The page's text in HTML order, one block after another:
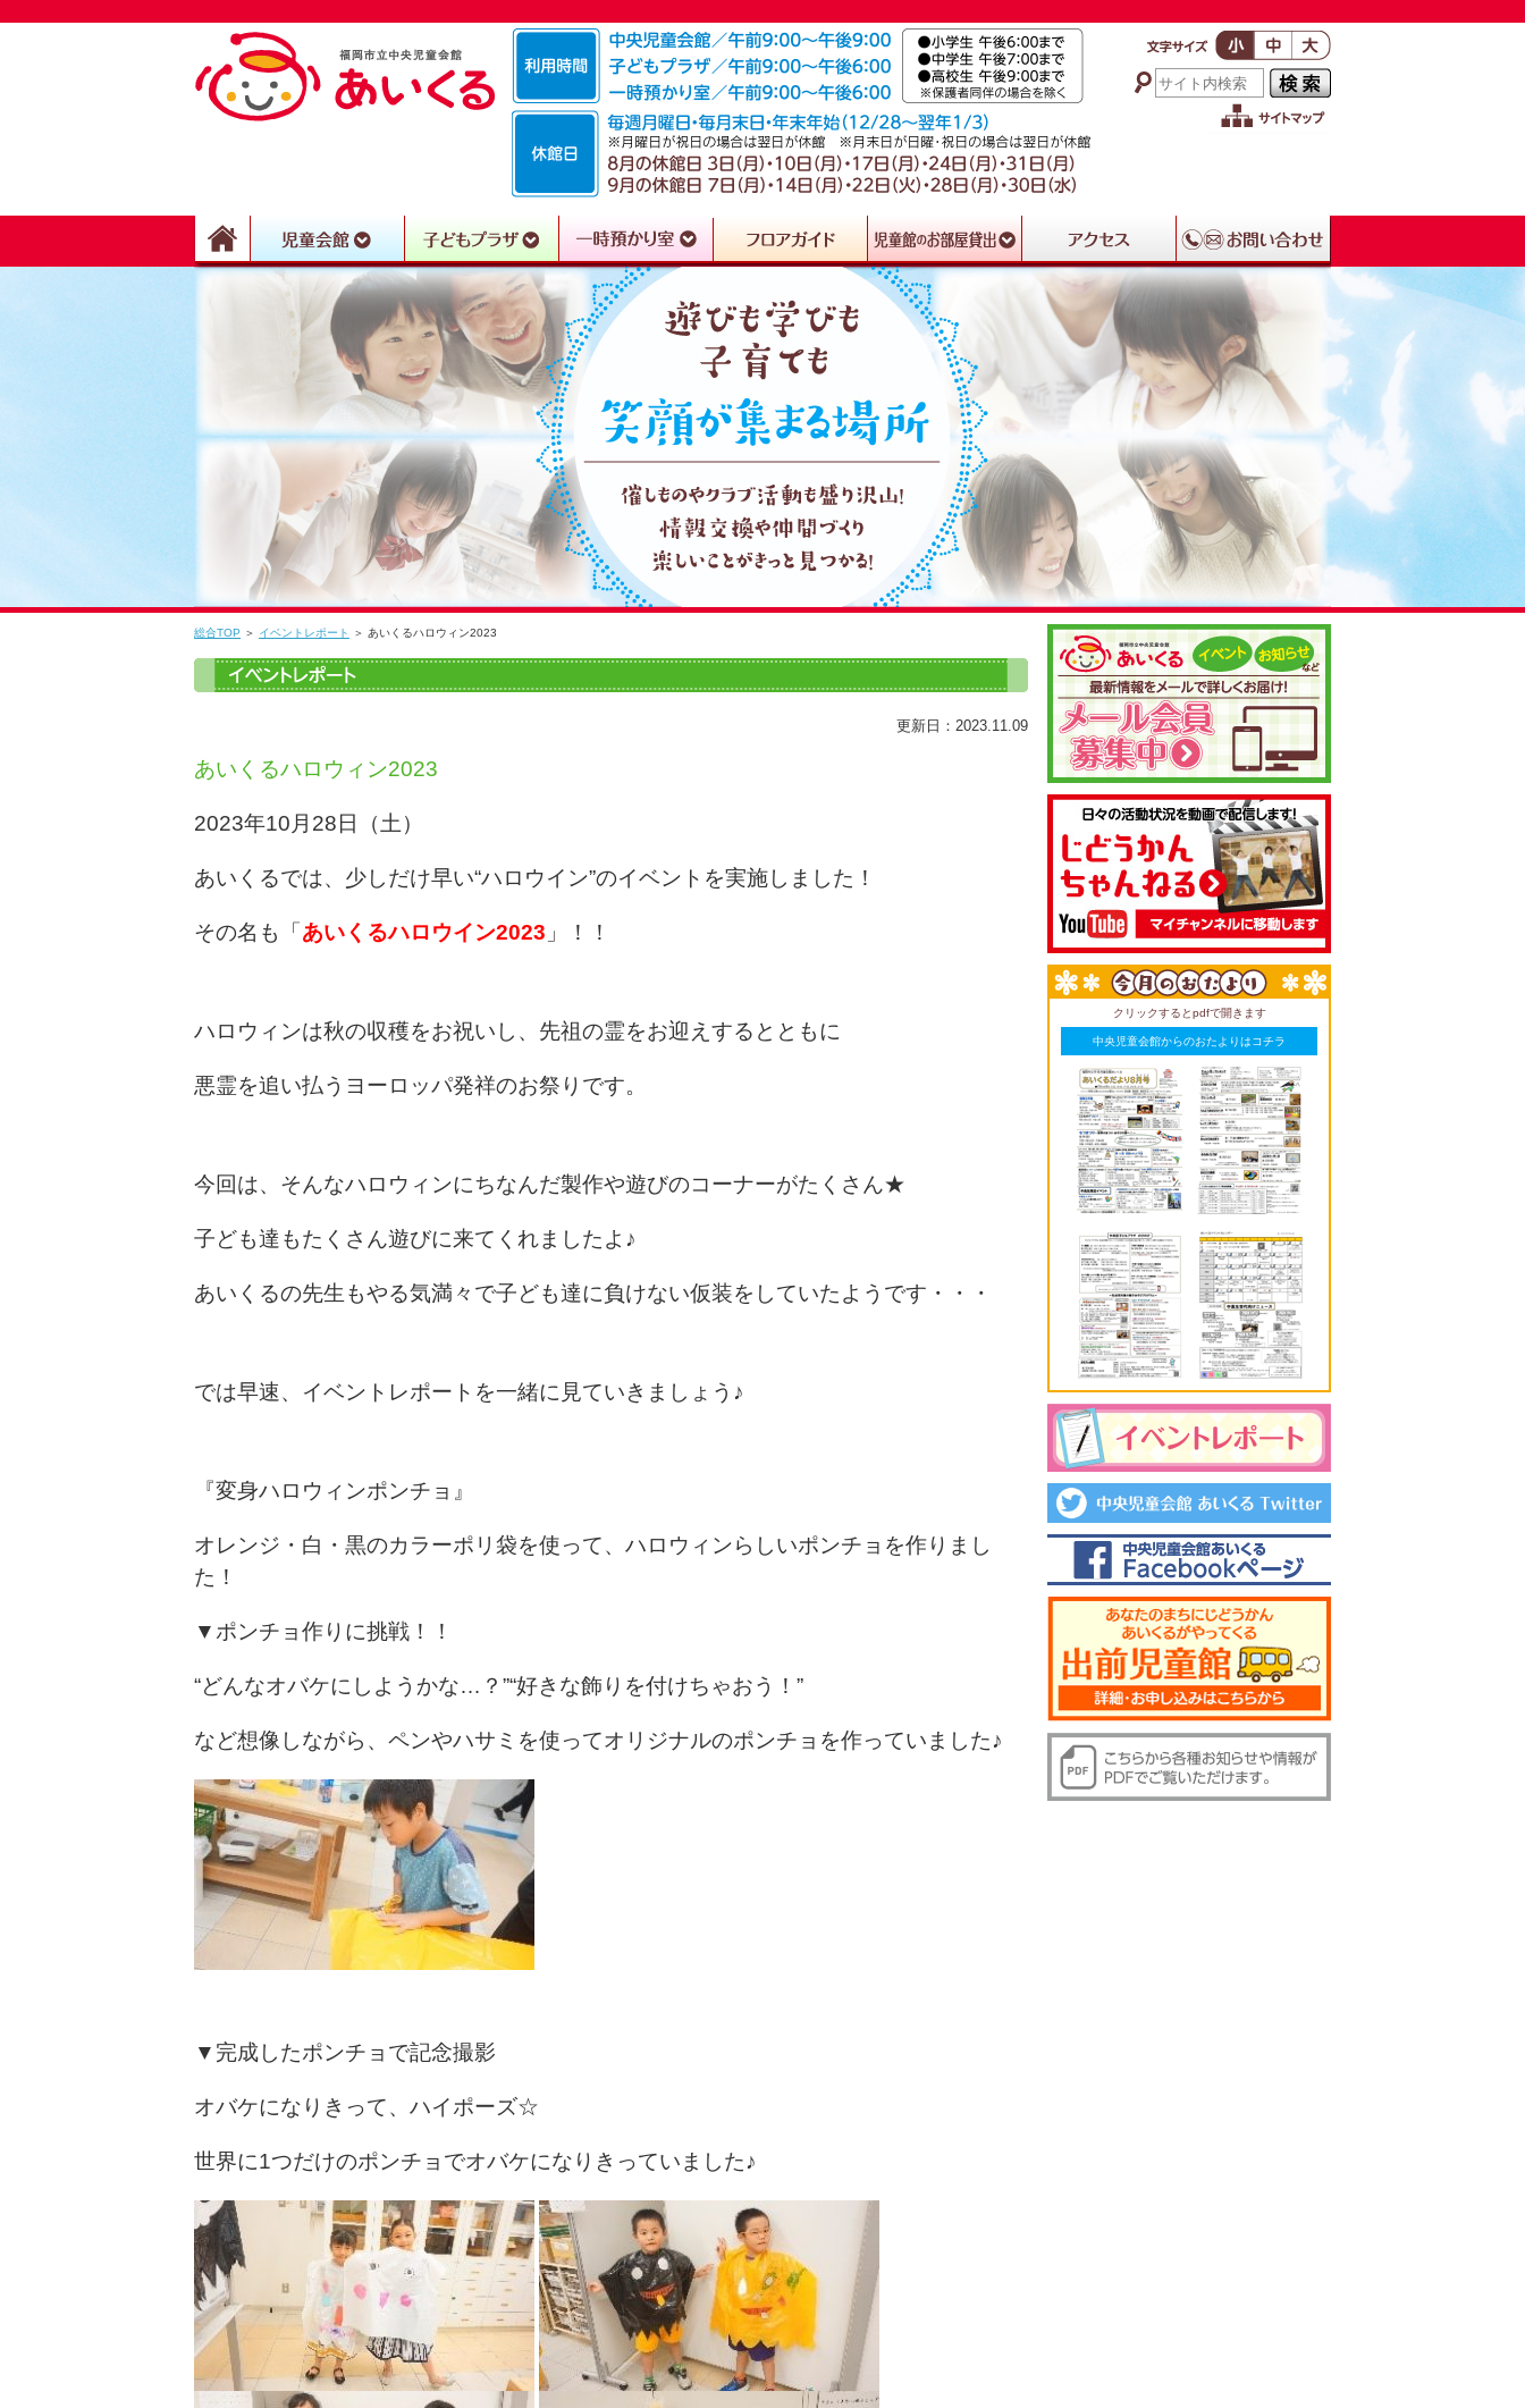
総合TOP ＞ イベントレポート ＞ あいくるハロウィン2023
更新日：2023.11.09
あいくるハロウィン2023
2023年10月28日（土）
あいくるでは、少しだけ早い“ハロウイン”のイベントを実施しました！
その名も「 あいくるハロウイン2023 」！！
ハロウィンは秋の収穫をお祝いし、先祖の霊をお迎えするとともに
悪霊を追い払うヨーロッパ発祥のお祭りです。
今回は、そんなハロウィンにちなんだ製作や遊びのコーナーがたくさん★
子ども達もたくさん遊びに来てくれましたよ♪
あいくるの先生もやる気満々で子ども達に負けない仮装をしていたようです・・・
では早速、イベントレポートを一緒に見ていきましょう♪
『変身ハロウィンポンチョ』
オレンジ・白・黒のカラーポリ袋を使って、ハロウィンらしいポンチョを作りまし
た！
▼ポンチョ作りに挑戦！！
“どんなオバケにしようかな…？”“好きな飾りを付けちゃおう！”
など想像しながら、ペンやハサミを使ってオリジナルのポンチョを作っていました♪
▼完成したポンチョで記念撮影
オバケになりきって、ハイポーズ☆
世界に1つだけのポンチョでオバケになりきっていました♪
クリックするとpdfで開きます
中央児童会館からのおたよりはコチラ